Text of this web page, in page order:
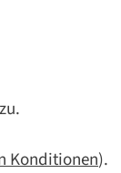
Konditionen).